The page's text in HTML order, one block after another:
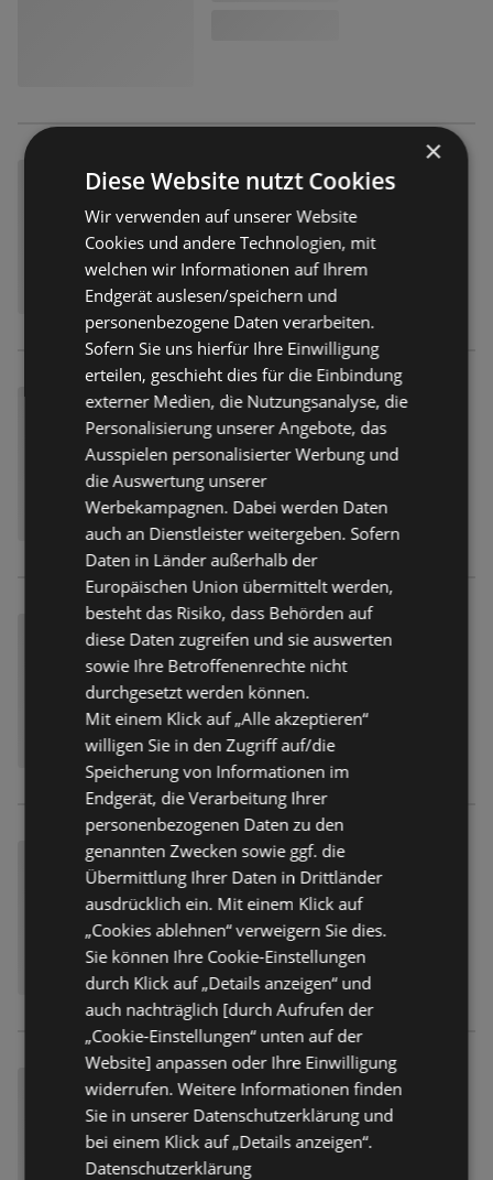
×
Diese Website nutzt Cookies
Wir verwenden auf unserer Website
Cookies und andere Technologien, mit
welchen wir Informationen auf Ihrem
Endgerät auslesen/speichern und
personenbezogene Daten verarbeiten.
Sofern Sie uns hierfür Ihre Einwilligung
erteilen, geschieht dies für die Einbindung
externer Medien, die Nutzungsanalyse, die
Personalisierung unserer Angebote, das
Ausspielen personalisierter Werbung und
die Auswertung unserer
Werbekampagnen. Dabei werden Daten
auch an Dienstleister weitergeben. Sofern
Daten in Länder außerhalb der
Europäischen Union übermittelt werden,
besteht das Risiko, dass Behörden auf
diese Daten zugreifen und sie auswerten
sowie Ihre Betroffenenrechte nicht
durchgesetzt werden können.
Mit einem Klick auf „Alle akzeptieren“
willigen Sie in den Zugriff auf/die
Speicherung von Informationen im
Endgerät, die Verarbeitung Ihrer
personenbezogenen Daten zu den
genannten Zwecken sowie ggf. die
Übermittlung Ihrer Daten in Drittländer
ausdrücklich ein. Mit einem Klick auf
„Cookies ablehnen“ verweigern Sie dies.
Sie können Ihre Cookie-Einstellungen
durch Klick auf „Details anzeigen“ und
auch nachträglich [durch Aufrufen der
„Cookie-Einstellungen“ unten auf der
Website] anpassen oder Ihre Einwilligung
widerrufen. Weitere Informationen finden
Sie in unserer Datenschutzerklärung und
bei einem Klick auf „Details anzeigen“.
Datenschutzerklärung